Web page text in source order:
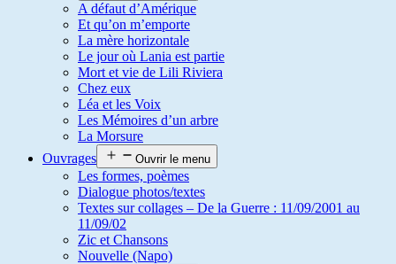
A défaut d’Amérique
Et qu’on m’emporte
La mère horizontale
Le jour où Lania est partie
Mort et vie de Lili Riviera
Chez eux
Léa et les Voix
Les Mémoires d’un arbre
La Morsure
Ouvrages
Ouvrir le menu
Les formes, poèmes
Dialogue photos/textes
Textes sur collages – De la Guerre : 11/09/2001 au
11/09/02
Zic et Chansons
Nouvelle (Napo)